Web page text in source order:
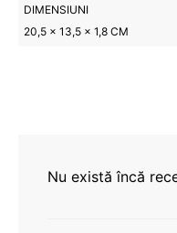
DIMENSIUNI
20,5 × 13,5 × 1,8 CM
Nu există încă